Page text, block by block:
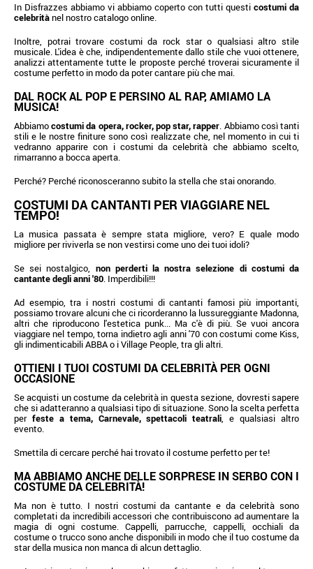
In Disfrazzes abbiamo vi abbiamo coperto con tutti questi costumi da
celebritànel nostro catalogo online.
Inoltre, potrai trovare costumi da rock star o qualsiasi altro stile
musicale. L'idea è che, indipendentemente dallo stile che vuoi ottenere,
analizzi attentamente tutte le proposte perché troverai sicuramente il
costume perfetto in modo da poter cantare più che mai.
DAL ROCK AL POP E PERSINO AL RAP, AMIAMO LA
MUSICA!
Abbiamocostumi da opera, rocker, pop star, rapper. Abbiamo così tanti
stili e le nostre finiture sono così realizzate che, nel momento in cui ti
vedranno apparire con i costumi da celebrità che abbiamo scelto,
rimarranno a bocca aperta.
Perché? Perché riconosceranno subito la stella che stai onorando.
COSTUMI DA CANTANTI PER VIAGGIARE NEL
TEMPO!
La musica passata è sempre stata migliore, vero? E quale modo
migliore per riviverla se non vestirsi come uno dei tuoi idoli?
Se sei nostalgico, non perderti la nostra selezione di costumi da
cantante degli anni '80. Imperdibili!!!
Ad esempio, tra i nostri costumi di cantanti famosi più importanti,
possiamo trovare alcuni che ci ricorderanno la lussureggiante Madonna,
altri che riproducono l'estetica punk... Ma c'è di più. Se vuoi ancora
viaggiare nel tempo, torna indietro agli anni '70 con costumi come Kiss,
gli indimenticabili ABBA o i Village People, tra gli altri.
OTTIENI I TUOI COSTUMI DA CELEBRITÀ PER OGNI
OCCASIONE
Se acquisti un costume da celebrità in questa sezione, dovresti sapere
che si adatteranno a qualsiasi tipo di situazione. Sono la scelta perfetta
per feste a tema, Carnevale, spettacoli teatrali, e qualsiasi altro
evento.
Smettila di cercare perché hai trovato il costume perfetto per te!
MA ABBIAMO ANCHE DELLE SORPRESE IN SERBO CON I
COSTUME DA CELEBRITÀ!
Ma non è tutto. I nostri costumi da cantante e da celebrità sono
completati da incredibili accessori che contribuiscono ad aumentare la
magia di ogni costume. Cappelli, parrucche, cappelli, occhiali da
costume o trucco sono anche disponibili in modo che il tuo costume da
star della musica non manca di alcun dettaglio.